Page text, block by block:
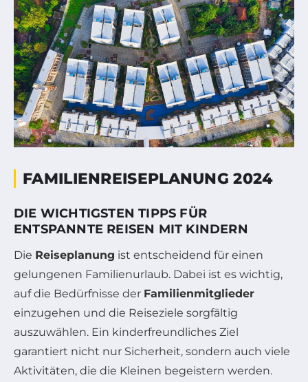
FAMILIENREISEPLANUNG 2024
DIE WICHTIGSTEN TIPPS FÜR
ENTSPANNTE REISEN MIT KINDERN
Die Reiseplanung ist entscheidend für einen
gelungenen Familienurlaub. Dabei ist es wichtig,
auf die Bedürfnisse der Familienmitglieder
einzugehen und die Reiseziele sorgfältig
auszuwählen. Ein kinderfreundliches Ziel
garantiert nicht nur Sicherheit, sondern auch viele
Aktivitäten, die die Kleinen begeistern werden.